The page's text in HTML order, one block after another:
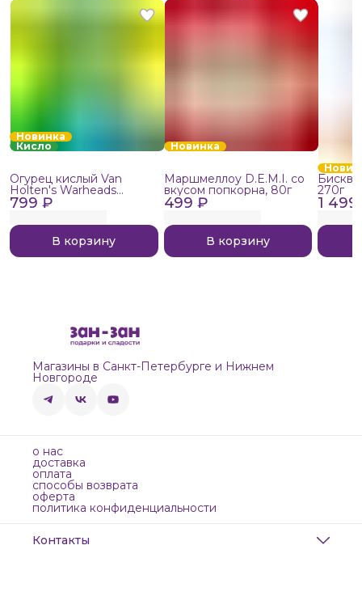
Новинка
Кисло
799 ₽
Огурец кислый Van
Holten's Warheads
Extreme Sour, 140г
В корзину
Новинка
499 ₽
Маршмеллоу D.E.M.I. со
вкусом попкорна, 80г
В корзину
1
270г
Магазины в Санкт-Петербурге и Нижнем
Новгороде
о нас
доставка
оплата
способы возврата
оферта
политика конфиденциальности
Контакты